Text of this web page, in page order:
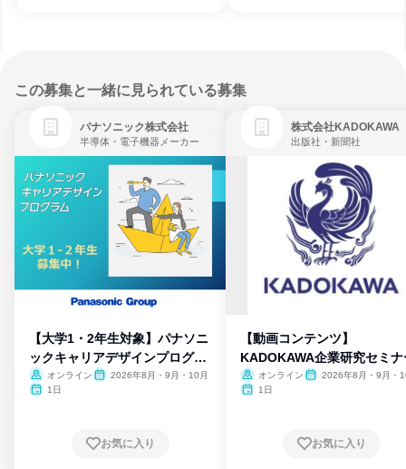
この募集と一緒に見られている募集
パナソニック株式会社
半導体・電子機器メーカー
【大学1・2年生対象】パナソニ
ックキャリアデザインプログラ
ム
オンライン
2026年8月・9月・10月
1日
お気に入り
株式会社KADOKAWA
出版社・新聞社
【動画コンテンツ】
KADOKAWA企業研究セミナ
オンライン
2026年8月・9月・
1日
お気に入り